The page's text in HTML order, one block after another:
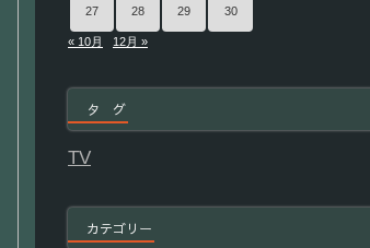
27 28 29 30
« 10月 12月 »
タ グ
TV
カテゴリー